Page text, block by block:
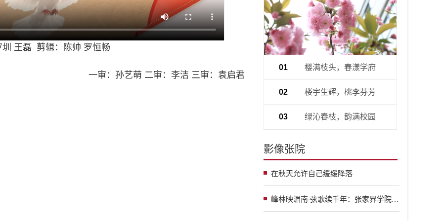
圳 王磊 剪辑：陈帅 罗恒畅
一审：孙艺萌 二审：李洁 三审：袁启君
01 樱满枝头，春漾学府
02 楼宇生辉，桃李芬芳
03 绿沁春枝，韵满校园
影像张院
在秋天允许自己缓缓降落
峰林映湄南·弦歌续千年：张家界学院举行中泰建交五十周年合唱联谊盛典